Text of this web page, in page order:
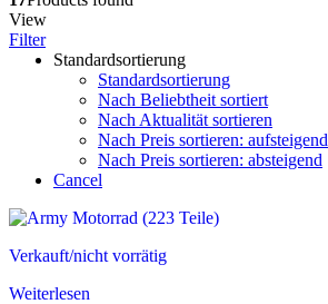
View
Filter
Standardsortierung
Standardsortierung
Nach Beliebtheit sortiert
Nach Aktualität sortieren
Nach Preis sortieren: aufsteigend
Nach Preis sortieren: absteigend
Cancel
Verkauft/nicht vorrätig
Weiterlesen